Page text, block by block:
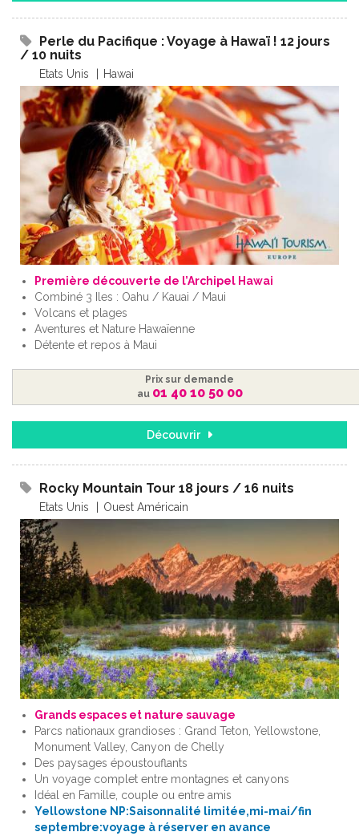
Perle du Pacifique : Voyage à Hawaï ! 12 jours
/ 10 nuits
Etats Unis Hawai
Première découverte de l’Archipel Hawai
Combiné 3 Iles : Oahu / Kauai / Maui
Volcans et plages
Aventures et Nature Hawaïenne
Détente et repos à Maui
Prix sur demande
au 01 40 10 50 00
Découvrir
Rocky Mountain Tour 18 jours / 16 nuits
Etats Unis Ouest Américain
Grands espaces et nature sauvage
Parcs nationaux grandioses : Grand Teton, Yellowstone,
Monument Valley, Canyon de Chelly
Des paysages époustouflants
Un voyage complet entre montagnes et canyons
Idéal en Famille, couple ou entre amis
Yellowstone NP:Saisonnalité limitée,mi-mai/fin
septembre:voyage à réserver en avance